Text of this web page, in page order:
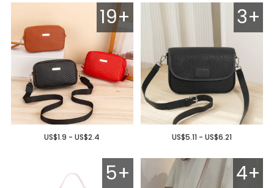
3+
US$5.11 - US$6.21
19+
US$1.9 - US$2.4
4+
5+